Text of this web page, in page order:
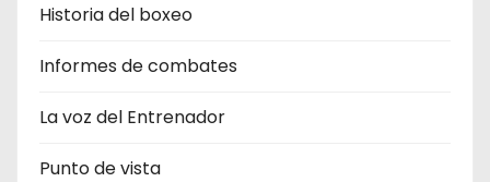
Historia del boxeo
Informes de combates
La voz del Entrenador
Punto de vista